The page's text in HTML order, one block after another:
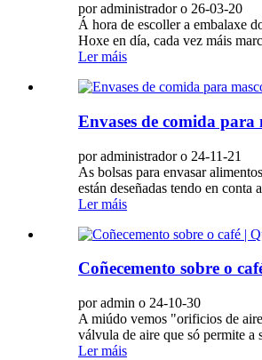
por administrador o 26-03-20
Á hora de escoller a embalaxe
Hoxe en día, cada vez máis
Ler máis
Envases de comida para
por administrador o 24-11-21
As bolsas para envasar
están deseñadas tendo en
Ler máis
Coñecemento sobre o
por admin o 24-10-30
A miúdo vemos "orificios de
válvula de aire que só permite a
Ler máis